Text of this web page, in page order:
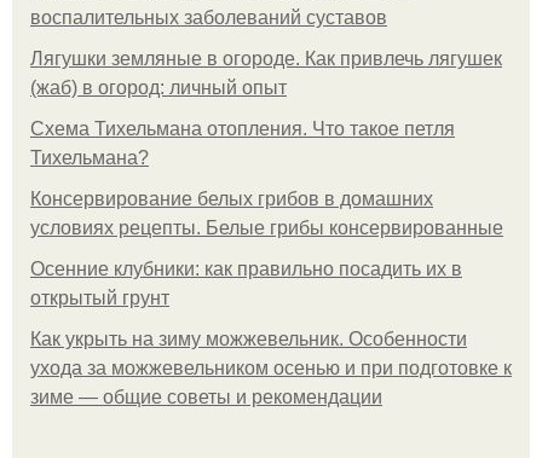
воспалительных заболеваний суставов
Лягушки земляные в огороде. Как привлечь лягушек
(жаб) в огород: личный опыт
Схема Тихельмана отопления. Что такое петля
Тихельмана?
Консервирование белых грибов в домашних
условиях рецепты. Белые грибы консервированные
Осенние клубники: как правильно посадить их в
открытый грунт
Как укрыть на зиму можжевельник. Особенности
ухода за можжевельником осенью и при подготовке к
зиме — общие советы и рекомендации